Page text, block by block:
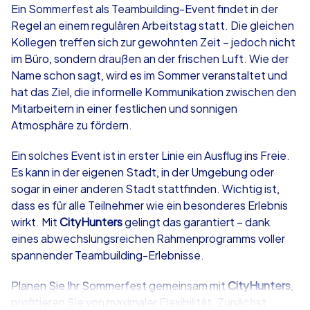
ab €49,99
iPad Tour
Bad Salzuflen
1,5-3,0 h 15-1,000
€49,99
Bad Salzuflen
Ein Sommerfest als Teambuilding-Event findet in der
Regel an einem regulären Arbeitstag statt. Die gleichen
Kollegen treffen sich zur gewohnten Zeit – jedoch nicht
im Büro, sondern draußen an der frischen Luft. Wie der
Name schon sagt, wird es im Sommer veranstaltet und
hat das Ziel, die informelle Kommunikation zwischen den
Mitarbeitern in einer festlichen und sonnigen
Atmosphäre zu fördern.
Ein solches Event ist in erster Linie ein Ausflug ins Freie.
Es kann in der eigenen Stadt, in der Umgebung oder
sogar in einer anderen Stadt stattfinden. Wichtig ist,
dass es für alle Teilnehmer wie ein besonderes Erlebnis
wirkt. MitCityHuntersgelingt das garantiert – dank
eines abwechslungsreichen Rahmenprogramms voller
spannender Teambuilding-Erlebnisse.
Planen Sie Ihr Sommerfest gemeinsam mit CityHunters
profitieren Sie von maximaler Flexibilität. Zunächst